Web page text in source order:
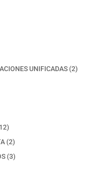
UNIFICADAS 22
12
productos
22
productos
33